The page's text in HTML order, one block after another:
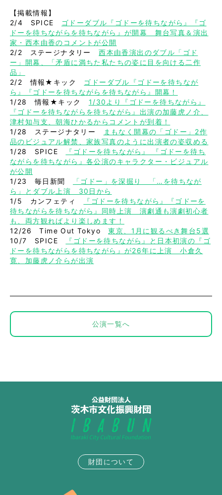
【掲載情報】
2/4 SPICE
ゴドーダブル『ゴドーを待ちながら』『ゴ
ドーを待ちながらを待ちながら』が開幕 舞台写真＆演出
家・西本由香のコメントが公開
2/2 ステージナタリー西本由香演出のダブル「ゴド
ー」開幕、「矛盾に満ちた私たちの姿に目を向ける二作
品」
2/2 情報★キック ゴドーダブル『ゴドーを待ちなが
ら』『ゴドーを待ちながらを待ちながら』開幕！
1/28 情報★キック 1/30より『ゴドーを待ちながら』
『ゴドーを待ちながらを待ちながら』出演の加藤虎ノ介、
津村知与支、朝海ひかるからコメントが到着！
1/28 ステージナタリー
まもなく開幕の「ゴドー」2作
品のビジュアル解禁、家族写真のように出演者の姿収める
1/28 SPICE
『ゴドーを待ちながら』 『ゴドーを待ち
ながらを待ちながら』各公演のキャラクター・ビジュアル
が公開
1/23 毎日新聞
「ゴドー」を深掘り 「…を待ちなが
ら」とダブル上演 30日から
1/5 カンフェティ
『ゴドーを待ちながら』『ゴドーを
待ちながらを待ちながら』同時上演 演劇通も演劇初心者
も、両方観ればより楽しめます！
12/26 Time Out Tokyo東京、1月に観るべき舞台5選
10/7 SPICE
『ゴドーを待ちながら』と日本初演の『ゴ
ドーを待ちながらを待ちながら』が26年に上演 小倉久
寛、加藤虎ノ介らが出演
公演一覧へ
財団について